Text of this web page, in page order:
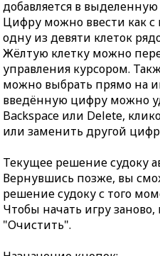
добавляется в
Цифру можно ввести как с
одну из девяти клеток
Жёлтую клетку можно
управления курсором.
можно выбрать прямо на
введённую цифру можно
Backspace или Delete,
или заменить другой
Текущее решение судоку
Вернувшись позже, вы
решение судоку с того
Чтобы начать игру
"Очистить".